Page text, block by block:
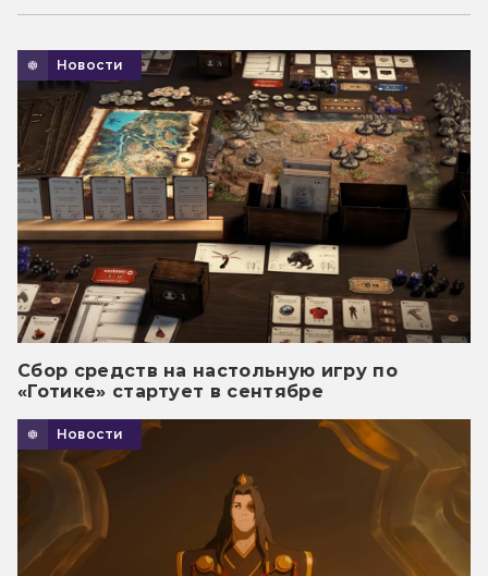
Новости
Сбор средств на настольную игру по
«Готике» стартует в сентябре
Новости